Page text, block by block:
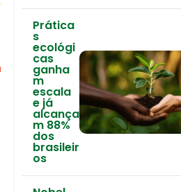
Prática
s
ecológi
cas
ganha
m
escala
e já
alcança
m 88%
dos
brasileir
os